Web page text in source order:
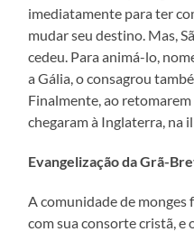
imediatamente para ter
mudar seu destino. Mas,
cedeu. Para animá-lo,
a Gália, o consagrou
Finalmente, ao retomarem
chegaram à Inglaterra, na
Evangelização da Grã-
A comunidade de monges
com sua consorte cristã, e